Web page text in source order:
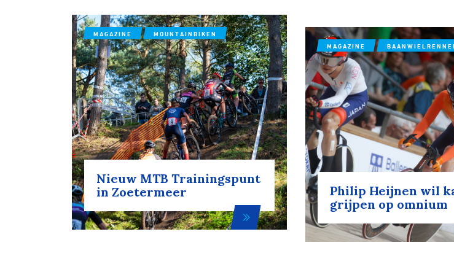
MAGAZINE MOUNTAINBIKEN
Nieuw MTB Trainingspunt
in Zoetermeer
MAGAZINE
Philip Heijnen wil
grijpen op omnium